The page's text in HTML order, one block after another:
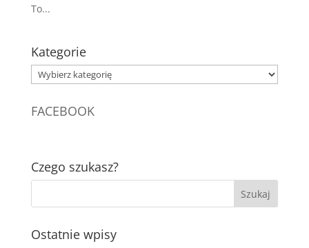
To...
Kategorie
Kategorie
FACEBOOK
Czego szukasz?
Ostatnie wpisy